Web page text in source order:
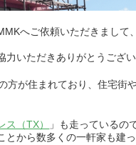
へご依頼いただきまして
力いただきありがとうござい
方が住まれており、住宅街
ス（TX）
」も走っているの
とから数多くの一軒家も建っ